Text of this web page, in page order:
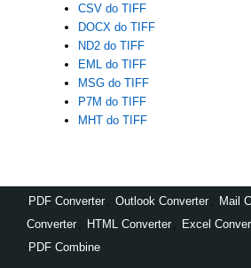
CSV do TIFF
DOCX do TIFF
ND2 do TIFF
EML do TIFF
MSG do TIFF
P7M do TIFF
MHT do TIFF
PDF Converter Outlook Converter Mail
Converter
HTML Converter Excel
PDF Combine